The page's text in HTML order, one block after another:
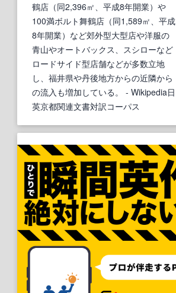
鶴店（同2,396㎡、平成8年開業）や
100満ボルト舞鶴店（同1,589㎡、平成
8年開業）など郊外型大型店や洋服の
青山やオートバックス、スシローなど
ロードサイド型店舗などが多数立地
し、福井県や丹後地方からの近隣から
の流入も増加している。
- Wikipedia日
英京都関連文書対訳コーパス